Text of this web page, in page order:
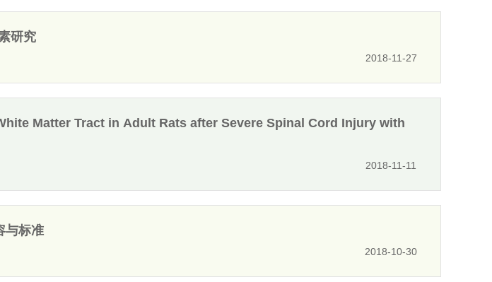
研究
2018-11-27
Matter Tract in Adult Rats after Severe Spinal Cord Injury with
2018-11-11
与标准
2018-10-30